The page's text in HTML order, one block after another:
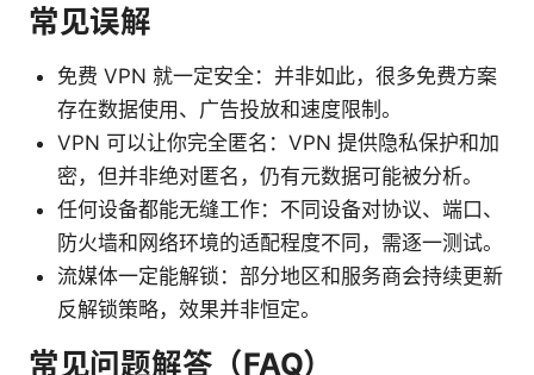
常见误解
免费 VPN 就一定安全：并非如此，很多免费方案
存在数据使用、广告投放和速度限制。
VPN 可以让你完全匿名：VPN 提供隐私保护和加
密，但并非绝对匿名，仍有元数据可能被分析。
任何设备都能无缝工作：不同设备对协议、端口、
防火墙和网络环境的适配程度不同，需逐一测试。
流媒体一定能解锁：部分地区和服务商会持续更新
反解锁策略，效果并非恒定。
常见问题解答（FAQ）